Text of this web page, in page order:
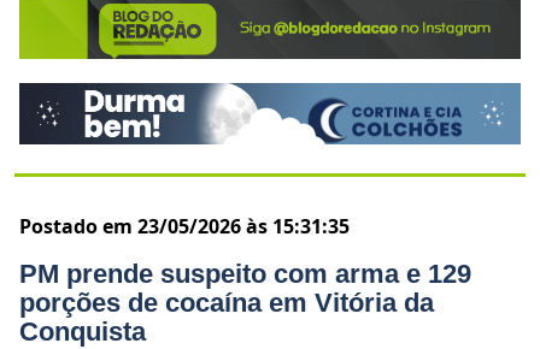
Postado em 23/05/2026 às 15:31:35
PM prende suspeito com arma e 129
porções de cocaína em Vitória da
Conquista